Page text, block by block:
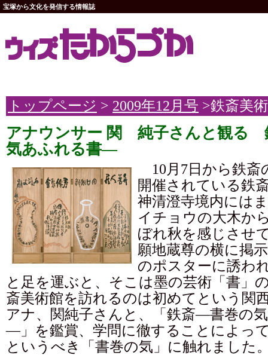
宝塚から文化を発信する情報誌
トップページ > 2009年12月号 >鉄斎美
アナウンサー 関 純子さんと観る
気あふれる書―
10月7日から鉄斎
開催されている鉄
神清澄寺境内には
イチョウの大木か
ぼれ秋を感じさせ
願地蔵尊の横に掲
のポスターに誘わ
と足を運ぶと、そこは墨の芸術「書」
斎美術館を訪れるのは初めてという関
アナ、関純子さんと、「鉄斎―書巻の
―」を鑑賞、学問に徹することによっ
というべき「書巻の気」に触れました